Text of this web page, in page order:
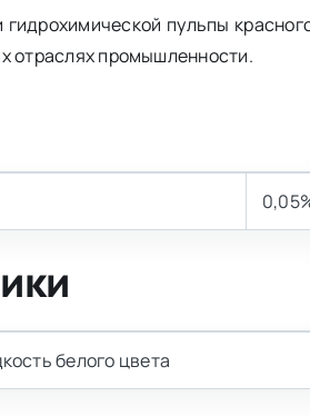
пульпы
отраслях промышленности.
белого цвета